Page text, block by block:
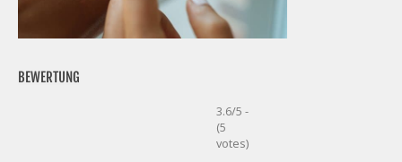
BEWERTUNG
3.6/5 -
(5
votes)